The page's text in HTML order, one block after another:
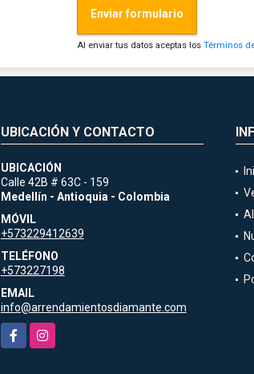
Enviar formulario
Al enviar tus datos aceptas losTérminos
UBICACIÓN Y CONTACTO
UBICACIÓN
Calle 42B # 63C - 159
Medellín - Antioquia - Colombia
MÓVIL
+573229412639
TELÉFONO
+573227198
EMAIL
info@arrendamientosdiamante.com
FacebookInstagram